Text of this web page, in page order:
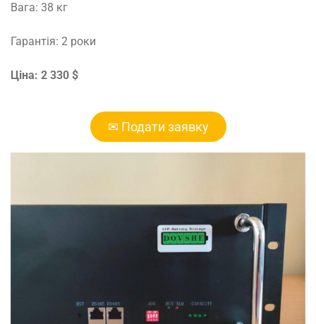
Вага: 38 кг
Гарантія: 2 роки
Ціна: 2 330 $
✉ Подати заявку